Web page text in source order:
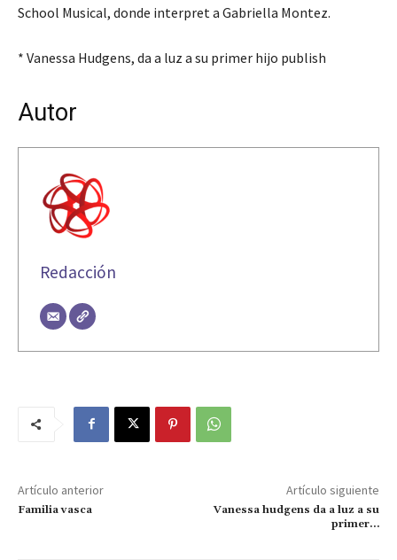
School Musical, donde interpret a Gabriella Montez.
* Vanessa Hudgens, da a luz a su primer hijo publish
Autor
Redacción
Artículo anterior
Familia vasca
Artículo siguiente
Vanessa hudgens da a luz a su
primer…